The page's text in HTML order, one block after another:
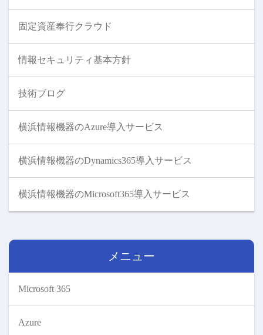
固定資産奉行クラウド
情報セキュリティ基本方針
技術ブログ
横浜情報機器のAzure導入サービス
横浜情報機器のDynamics365導入サービス
横浜情報機器のMicrosoft365導入サービス
メニュー
Microsoft 365
Azure